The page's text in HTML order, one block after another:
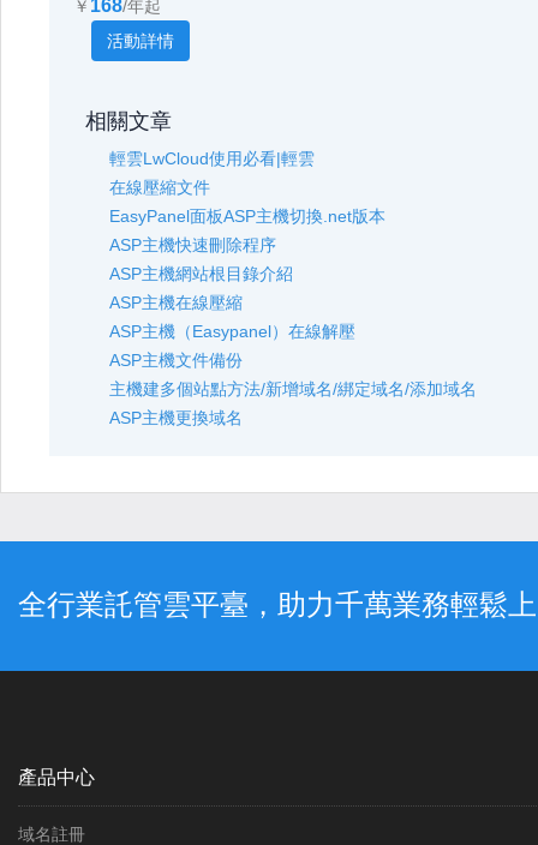
￥ 168/年起
活動詳情
相關文章
輕雲LwCloud使用必看|輕雲
在線壓縮文件
EasyPanel面板ASP主機切換.net版本
ASP主機快速刪除程序
ASP主機網站根目錄介紹
ASP主機在線壓縮
ASP主機（Easypanel）在線解壓
ASP主機文件備份
主機建多個站點方法/新增域名/綁定域名/添加域名
ASP主機更換域名
全行業託管雲平臺，助力千萬業務輕鬆
產品中心
域名註冊